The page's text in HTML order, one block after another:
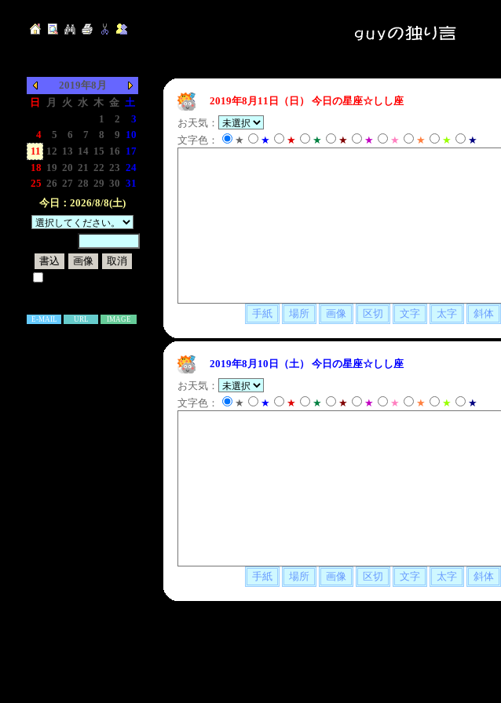
2019年8月
日
月 火 水 木 金 土
1 2
3
4
5 6 7 8 9 10
11 12 13 14 15 16 17
18 19 20 21 22 23 24
25 26 27 28 29 30 31
今日：2026/8/8(土)
E-MAIL URL IMAGE
2019年8月11日（日）
今日の星座☆しし座
お天気：
文字色：
★ ★ ★ ★ ★ ★ ★ ★ ★ ★
2019年8月10日（土）
今日の星座☆しし座
お天気：
文字色：
★ ★ ★ ★ ★ ★ ★ ★ ★ ★